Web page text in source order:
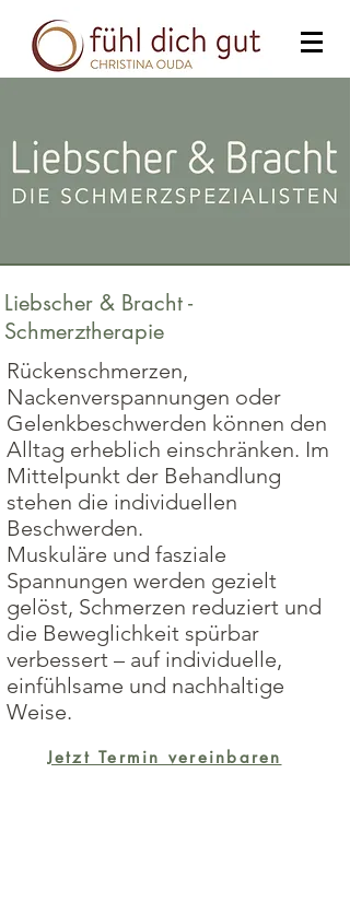
Liebscher & Bracht -
Schmerztherapie
Rückenschmerzen,
Nackenverspannungen oder
Gelenkbeschwerden können den
Alltag erheblich einschränken. Im
Mittelpunkt der Behandlung
stehen die individuellen
Beschwerden.
Muskuläre und fasziale
Spannungen werden gezielt
gelöst, Schmerzen reduziert und
die Beweglichkeit spürbar
verbessert – auf individuelle,
einfühlsame und nachhaltige
Weise.
Jetzt Termin vereinbaren